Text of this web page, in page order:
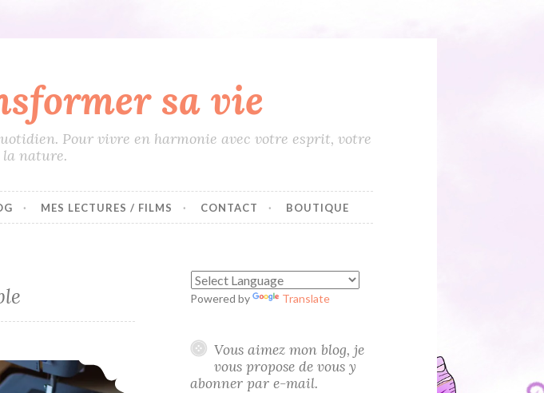
sa vie
Pour vivre en harmonie avec votre esprit, votre
la nature.
MES LECTURES / FILMS CONTACT BOUTIQUE
Powered by Translate
Vous aimez mon blog, je
vous propose de vous y
abonner par e-mail.